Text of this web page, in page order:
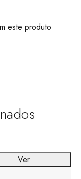
este produto
Ver